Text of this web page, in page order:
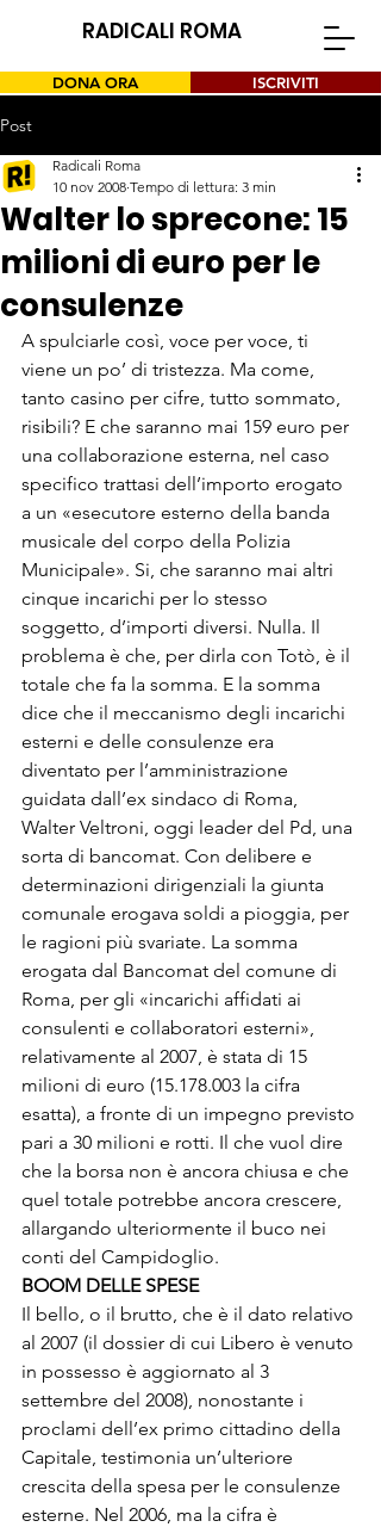
RADICALI ROMA
DONA ORA ISCRIVITI
Post
Walter lo sprecone: 15
milioni di euro per le
consulenze
Radicali Roma
10 nov 2008 Tempo di lettura: 3 min
A spulciarle così, voce per voce, ti
viene un po’ di tristezza. Ma come,
tanto casino per cifre, tutto sommato,
risibili? E che saranno mai 159 euro per
una collaborazione esterna, nel caso
specifico trattasi dell’importo erogato
a un «esecutore esterno della banda
musicale del corpo della Polizia
Municipale». Si, che saranno mai altri
cinque incarichi per lo stesso
soggetto, d’importi diversi. Nulla. Il
problema è che, per dirla con Totò, è il
totale che fa la somma. E la somma
dice che il meccanismo degli incarichi
esterni e delle consulenze era
diventato per l’amministrazione
guidata dall’ex sindaco di Roma,
Walter Veltroni, oggi leader del Pd, una
sorta di bancomat. Con delibere e
determinazioni dirigenziali la giunta
comunale erogava soldi a pioggia, per
le ragioni più svariate. La somma
erogata dal Bancomat del comune di
Roma, per gli «incarichi affidati ai
consulenti e collaboratori esterni»,
relativamente al 2007, è stata di 15
milioni di euro (15.178.003 la cifra
esatta), a fronte di un impegno previsto
pari a 30 milioni e rotti. Il che vuol dire
che la borsa non è ancora chiusa e che
quel totale potrebbe ancora crescere,
allargando ulteriormente il buco nei
conti del Campidoglio.
BOOM DELLE SPESE
Il bello, o il brutto, che è il dato relativo
al 2007 (il dossier di cui Libero è venuto
in possesso è aggiornato al 3
settembre del 2008), nonostante i
proclami dell’ex primo cittadino della
Capitale, testimonia un’ulteriore
crescita della spesa per le consulenze
esterne. Nel 2006, ma la cifra è